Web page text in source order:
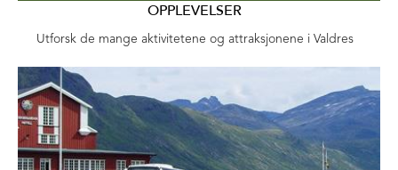
OPPLEVELSER
Utforsk de mange aktivitetene og attraksjonene i Valdres